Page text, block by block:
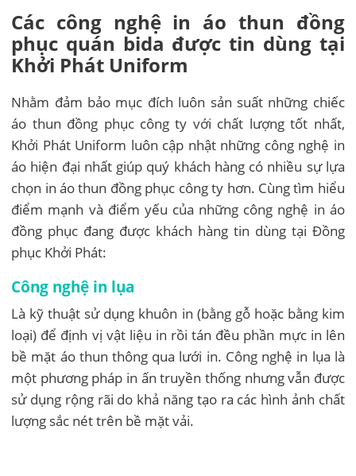
Các công nghệ in áo thun đồng
phục quán bida được tin dùng tại
Khởi Phát Uniform
Nhằm đảm bảo mục đích luôn sản suất những chiếc
áo thun đồng phục công ty với chất lượng tốt nhất,
Khởi Phát Uniform luôn cập nhật những công nghệ in
áo hiện đại nhất giúp quý khách hàng có nhiều sự lựa
chọn in áo thun đồng phục công ty hơn. Cùng tìm hiểu
điểm mạnh và điểm yếu của những công nghệ in áo
đồng phục đang được khách hàng tin dùng tại Đồng
phục Khởi Phát:
Công nghệ in lụa
Là kỹ thuật sử dụng khuôn in (bằng gỗ hoặc bằng kim
loại) để định vị vật liệu in rồi tán đều phần mực in lên
bề mặt áo thun thông qua lưới in. Công nghệ in lụa là
một phương pháp in ấn truyền thống nhưng vẫn được
sử dụng rộng rãi do khả năng tạo ra các hình ảnh chất
lượng sắc nét trên bề mặt vải.